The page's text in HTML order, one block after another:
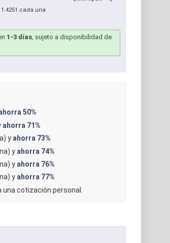
1.4251 cada una
1-3 días, sujeto a disponibilidad de
50%
ahorra 71%
y ahorra 73%
y ahorra 74%
y ahorra 76%
y ahorra 77%
una cotización personal.